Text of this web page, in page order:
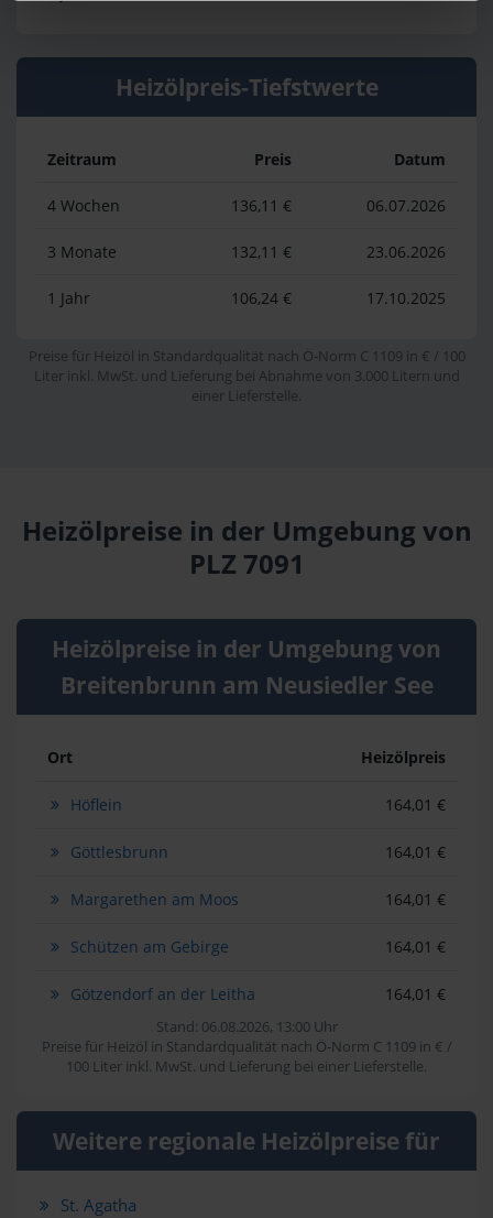
Heizölpreis-Tiefstwerte
Zeitraum Preis Datum
4 Wochen 136,11 € 06.07.2026
3 Monate 132,11 € 23.06.2026
1 Jahr 106,24 € 17.10.2025
Preise für Heizöl in Standardqualität nach Ö-Norm C 1109 in € / 100
Liter inkl. MwSt. und Lieferung bei Abnahme von 3.000 Litern und
einer Lieferstelle.
Heizölpreise in der Umgebung von
PLZ 7091
Heizölpreise in der Umgebung von
Breitenbrunn am Neusiedler See
Ort Heizölpreis
Höflein 164,01 €
Göttlesbrunn 164,01 €
Margarethen am Moos 164,01 €
Schützen am Gebirge 164,01 €
Götzendorf an der Leitha 164,01 €
Stand: 06.08.2026, 13:00 Uhr
Preise für Heizöl in Standardqualität nach Ö-Norm C 1109 in € /
100 Liter inkl. MwSt. und Lieferung bei einer Lieferstelle.
Weitere regionale Heizölpreise für
St. Agatha